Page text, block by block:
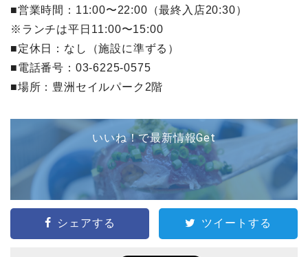
■営業時間：11:00〜22:00（最終入店20:30）
※ランチは平日11:00〜15:00
■定休日：なし（施設に準ずる）
■電話番号：03-6225-0575
■場所：豊洲セイルパーク2階
いいね！で最新情報Get
シェアする ツイートする